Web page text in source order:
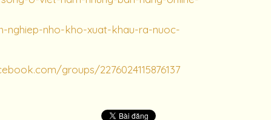
nghiep-nho-kho-xuat-khau-ra-nuoc-
groups/2276024115876137